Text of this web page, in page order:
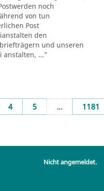
noch
von tun
Post
den
und unseren
anstalten, ..."
4 5 ... 1181
Nicht angemeldet.